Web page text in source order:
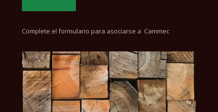
Complete el formulario para asociarse a Cammec